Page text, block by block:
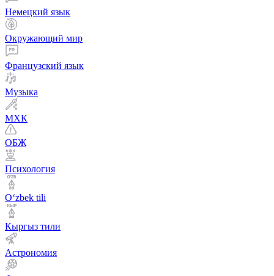
Немецкий язык
Окружающий мир
Французский язык
Музыка
МХК
ОБЖ
Психология
Оʻzbek tili
Кыргыз тили
Астрономия